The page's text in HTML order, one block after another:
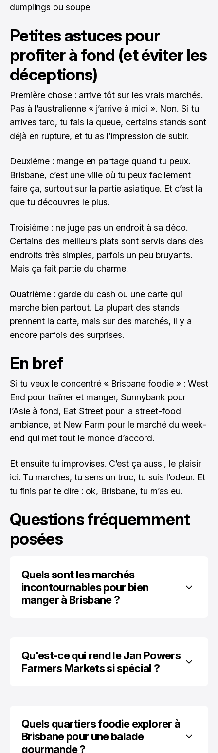
dumplings ou soupe
Petites astuces pour
profiter à fond (et éviter les
déceptions)
Première chose : arrive tôt sur les vrais marchés.
Pas à l’australienne « j’arrive à midi ». Non. Si tu
arrives tard, tu fais la queue, certains stands sont
déjà en rupture, et tu as l’impression de subir.
Deuxième : mange en partage quand tu peux.
Brisbane, c’est une ville où tu peux facilement
faire ça, surtout sur la partie asiatique. Et c’est là
que tu découvres le plus.
Troisième : ne juge pas un endroit à sa déco.
Certains des meilleurs plats sont servis dans des
endroits très simples, parfois un peu bruyants.
Mais ça fait partie du charme.
Quatrième : garde du cash ou une carte qui
marche bien partout. La plupart des stands
prennent la carte, mais sur des marchés, il y a
encore parfois des surprises.
En bref
Si tu veux le concentré « Brisbane foodie » : West
End pour traîner et manger, Sunnybank pour
l’Asie à fond, Eat Street pour la street-food
ambiance, et New Farm pour le marché du week-
end qui met tout le monde d’accord.
Et ensuite tu improvises. C’est ça aussi, le plaisir
ici. Tu marches, tu sens un truc, tu suis l’odeur. Et
tu finis par te dire : ok, Brisbane, tu m’as eu.
Questions fréquemment
posées
Quels sont les marchés
incontournables pour bien
manger à Brisbane ?
Qu'est-ce qui rend le Jan Powers
Farmers Markets si spécial ?
Quels quartiers foodie explorer à
Brisbane pour une balade
gourmande ?